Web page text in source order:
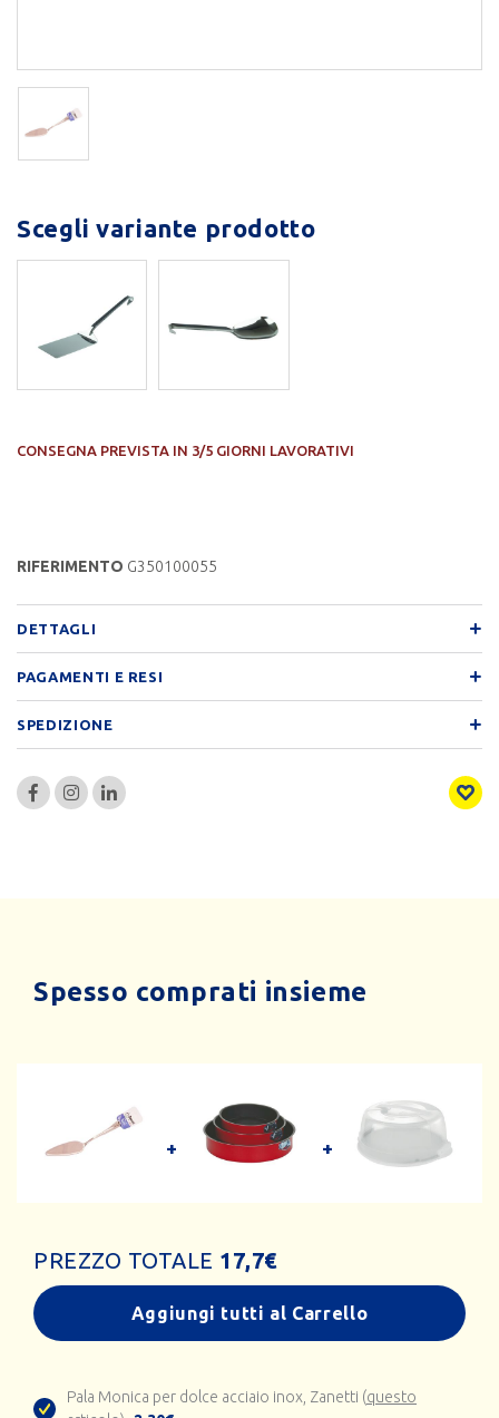
Scegli variante prodotto
CONSEGNA PREVISTA IN 3/5 GIORNI LAVORATIVI
RIFERIMENTO G350100055
DETTAGLI
PAGAMENTI E RESI
SPEDIZIONE
Spesso comprati insieme
PREZZO TOTALE 17,7€
Aggiungi tutti al Carrello
Pala Monica per dolce acciaio inox, Zanetti (questo